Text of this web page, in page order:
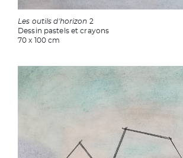
Les outils d'horizon 2
Dessin pastels et crayons
70 x 100 cm